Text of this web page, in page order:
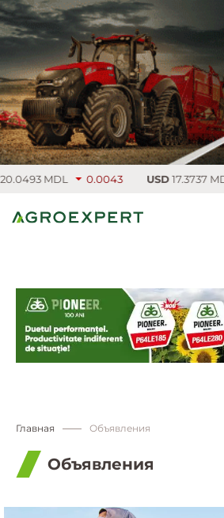
MDL 0.0043 USD17.3737 MDL
Главная Объявления
Объявления